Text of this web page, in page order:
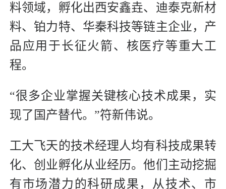
料领域，孵化出西安鑫垚、迪泰克新材
料、铂力特、华秦科技等链主企业，产
品应用于长征火箭、核医疗等重大工
程。
“很多企业掌握关键核心技术成果，实
现了国产替代。”符新伟说。
工大飞天的技术经理人均有科技成果转
化、创业孵化从业经历。他们主动挖掘
有市场潜力的科研成果，从技术、市